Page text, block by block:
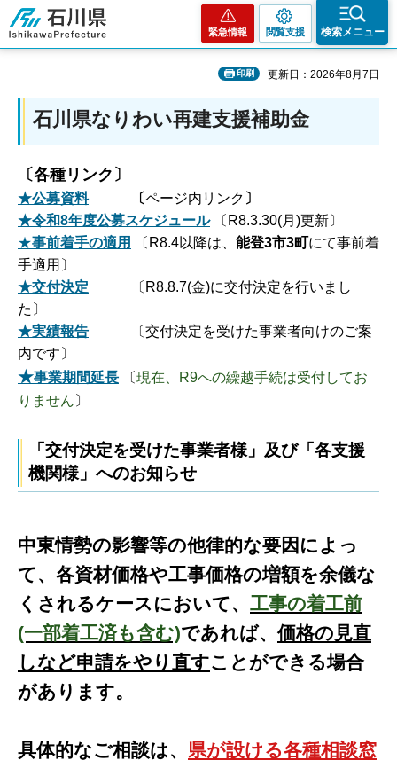
石川県
緊急情報 閲覧支援 検索メニュー
印刷 更新日：2026年8月7日
石川県なりわい再建支援補助金
〔各種リンク〕
★公募資料〔ページ内リンク 〕
★令和8年度公募スケジュール〔R8.3.30(月)更新〕
★事前着手の適用 〔R8.4以降は、 能登3市3町にて事前着
手適用〕
★交付決定 〔R8.8.7(金)に交付決定を行いまし
た〕
★実績報告 〔交付決定を受けた事業者向けのご案
内です〕
★事業期間延長 〔現在、R9への繰越手続は受付してお
りません 〕
「交付決定を受けた事業者様」及び「各支援
機関様」へのお知らせ
中東情勢の影響等の他律的な要因によっ
て、各資材価格や工事価格の増額を余儀な
くされるケースにおいて、 工事の着工前
(一部着工済も含む)であれば、価格の見直
しなど申請をやり直すことができる場合
があります。
具体的なご相談は、 県が設ける各種相談窓